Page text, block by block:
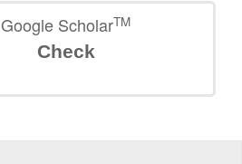
Google ScholarTM
Check